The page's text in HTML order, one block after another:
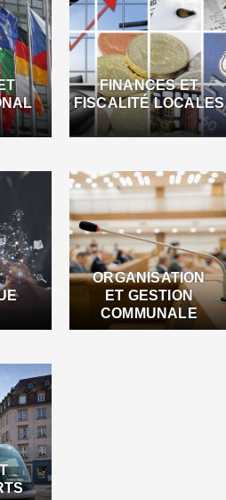
FINANCES ET
FISCALITÉ LOCALES
ORGANISATION
ET GESTION
COMMUNALE